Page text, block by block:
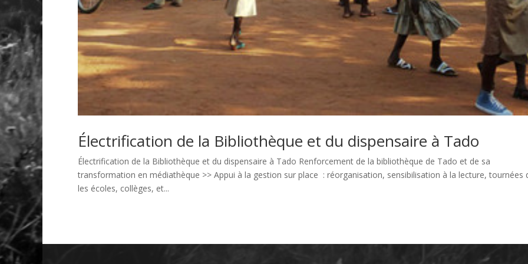
Électrification de la Bibliothèque et du dispensaire à Tado
Électrification de la Bibliothèque et du dispensaire à Tado Renforcement de la bibliothèque de Tado et de sa
transformation en médiathèque >> Appui à la gestion sur place : réorganisation, sensibilisation à la lecture, tournées
les écoles, collèges, et...